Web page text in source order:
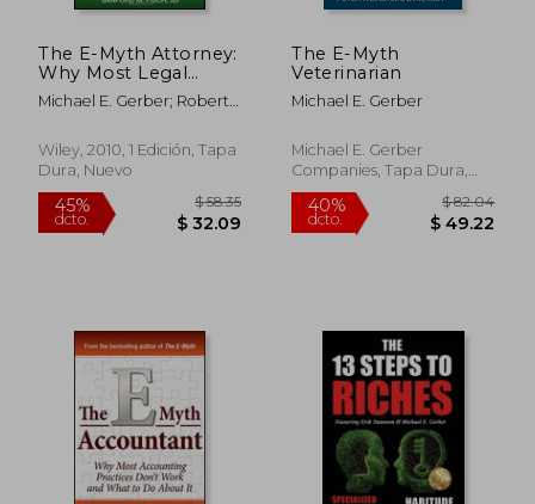
40%
dcto.
40%
dcto.
The E-Myth Attorney:
Why Most Legal
Practices Don't Work
and What to do
Michael E. Gerber; Robert
Wiley, 2010, 1 Edición, Tapa
Dura, Nuevo
The E-Myth
Veterinarian
Michael E. Gerber
Michael E. Gerber
Companies, Tapa Dura,
Nuevo